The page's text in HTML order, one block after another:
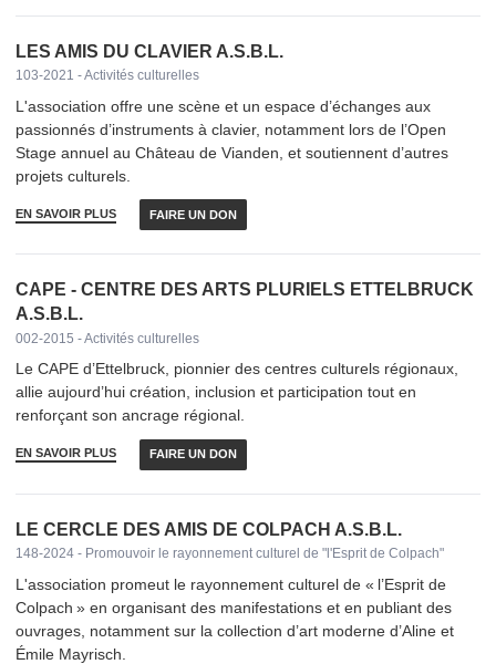
LES AMIS DU CLAVIER A.S.B.L.
103-2021 - Activités culturelles
L'association offre une scène et un espace d’échanges aux
passionnés d’instruments à clavier, notamment lors de l’Open
Stage annuel au Château de Vianden, et soutiennent d’autres
projets culturels.
EN SAVOIR PLUS FAIRE UN DON
CAPE - CENTRE DES ARTS PLURIELS ETTELBRUCK
A.S.B.L.
002-2015 - Activités culturelles
Le CAPE d’Ettelbruck, pionnier des centres culturels régionaux,
allie aujourd’hui création, inclusion et participation tout en
renforçant son ancrage régional.
EN SAVOIR PLUS FAIRE UN DON
LE CERCLE DES AMIS DE COLPACH A.S.B.L.
148-2024 - Promouvoir le rayonnement culturel de "l'Esprit de Colpach"
L'association promeut le rayonnement culturel de « l’Esprit de
Colpach » en organisant des manifestations et en publiant des
ouvrages, notamment sur la collection d’art moderne d’Aline et
Émile Mayrisch.